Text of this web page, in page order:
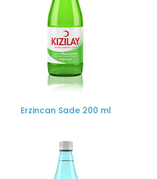
Erzincan Sade 200 ml